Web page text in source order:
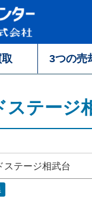
3つの売
ステージ
ステージ相武台